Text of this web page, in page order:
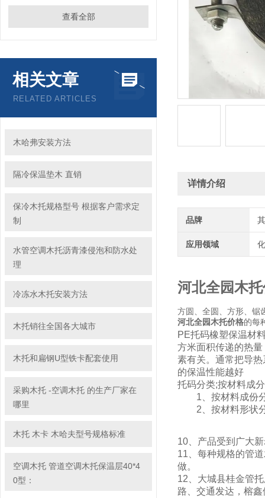
查看全部
相关文章
RELATED ARTICLES
木哈弗安装方法
隔冷保温垫木 直销
保冷木托规格型号 根据客户需求定
制
水管空调木托沥青漆侵泡和防水处
理
冷冻水木托安装方法
木托销往全国各大城市
木托和扁钢U型铁卡配套使用
采购木托 -空调木托 的生产厂家在
哪里
木托 木卡 木哈夫型号规格标准
空调木托 管道空调木托保温层40*4
0型：
详情介绍
品牌
应用领域
河北全园木
方圆、全圆、方形、锯
河北全园木托价格的每
PE托码橡塑保温材
方米面积传递的热
素有关。通常把导
的保温性能越好
托码分类;按材料成
1、按材料成份分
2、按材料形状分
10、产品受到广大
11、每种规格的管
做。
12、大城县桂金管
路、交通发达，榕